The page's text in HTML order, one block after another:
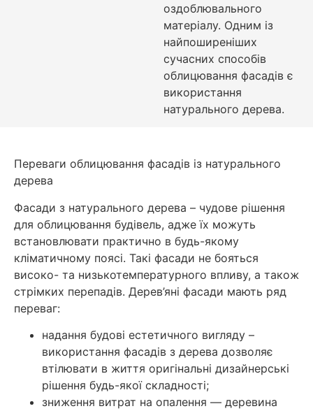
оздоблювального
матеріалу. Одним із
найпоширеніших
сучасних способів
облицювання фасадів є
використання
натурального дерева.
Переваги облицювання фасадів із натурального
дерева
Фасади з натурального дерева – чудове рішення
для облицювання будівель, адже їх можуть
встановлювати практично в будь-якому
кліматичному поясі. Такі фасади не бояться
високо- та низькотемпературного впливу, а також
стрімких перепадів. Дерев’яні фасади мають ряд
переваг:
надання будові естетичного вигляду –
використання фасадів з дерева дозволяє
втілювати в життя оригінальні дизайнерські
рішення будь-якої складності;
зниження витрат на опалення — деревина